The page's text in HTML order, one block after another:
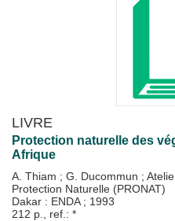
LIVRE
Protection naturelle des
Afrique
A. Thiam ; G. Ducommun ;
Protection Naturelle (PRONAT)
Dakar : ENDA ; 1993
212 p., ref.: *